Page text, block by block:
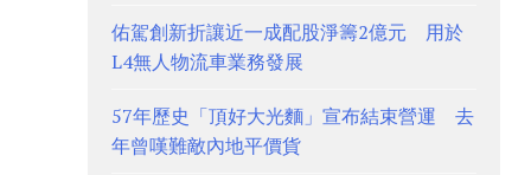
佑駕創新折讓近一成配股淨籌2億元 用於
L4無人物流車業務發展
57年歷史「頂好大光麵」宣布結束營運 去
年曾嘆難敵內地平價貨